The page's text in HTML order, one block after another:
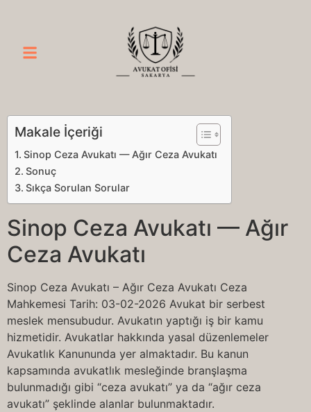
Makale İçeriği
Sinop Ceza Avukatı — Ağır Ceza Avukatı
Sonuç
Sıkça Sorulan Sorular
Sinop Ceza Avukatı — Ağır
Ceza Avukatı
Sinop Ceza Avukatı – Ağır Ceza Avukatı Ceza
Mahkemesi Tarih: 03-02-2026 Avukat bir serbest
meslek mensubudur. Avukatın yaptığı iş bir kamu
hizmetidir. Avukatlar hakkında yasal düzenlemeler
Avukatlık Kanununda yer almaktadır. Bu kanun
kapsamında avukatlık mesleğinde branşlaşma
bulunmadığı gibi “ceza avukatı” ya da “ağır ceza
avukatı” şeklinde alanlar bulunmaktadır.